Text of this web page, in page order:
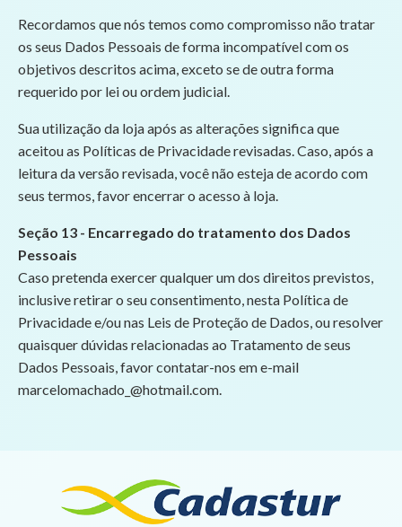
Recordamos que nós temos como compromisso não tratar
os seus Dados Pessoais de forma incompatível com os
objetivos descritos acima, exceto se de outra forma
requerido por lei ou ordem judicial.
Sua utilização da loja após as alterações significa que
aceitou as Políticas de Privacidade revisadas. Caso, após a
leitura da versão revisada, você não esteja de acordo com
seus termos, favor encerrar o acesso à loja.
Seção 13 - Encarregado do tratamento dos Dados
Pessoais
Caso pretenda exercer qualquer um dos direitos previstos,
inclusive retirar o seu consentimento, nesta Política de
Privacidade e/ou nas Leis de Proteção de Dados, ou resolver
quaisquer dúvidas relacionadas ao Tratamento de seus
Dados Pessoais, favor contatar-nos em e-mail
marcelomachado_@hotmail.com.